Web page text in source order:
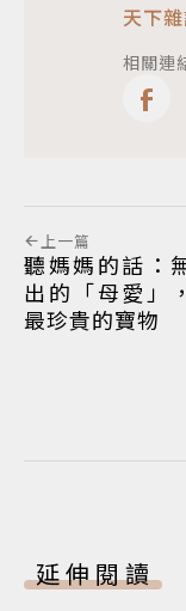
天下
相關連
上一篇
聽媽媽的話：
出的「母愛」
最珍貴的寶物
延伸閱讀